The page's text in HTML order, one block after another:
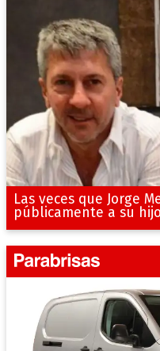
Las veces que Jorge
públicamente a su hijo